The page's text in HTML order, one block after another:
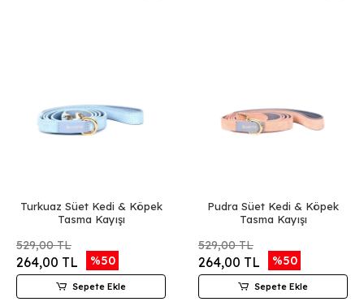
Turkuaz Süet Kedi & Köpek
Tasma Kayışı
529,00 TL
264,00 TL %50
Sepete Ekle
Pudra Süet Kedi & Köpek
Tasma Kayışı
529,00 TL
264,00 TL %50
Sepete Ekle